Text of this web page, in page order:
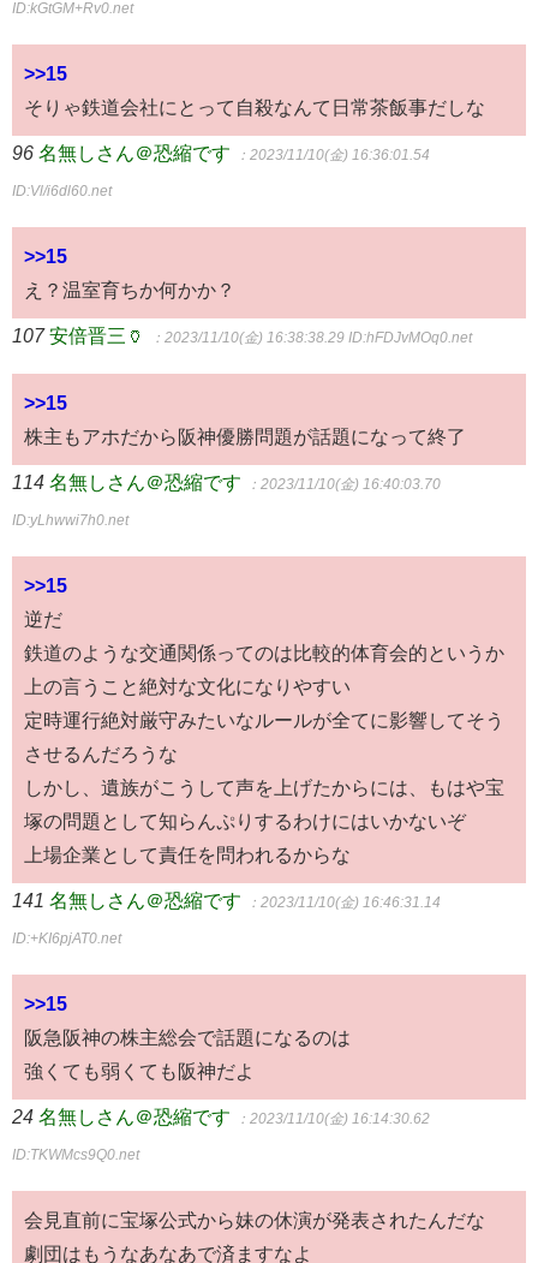
ID:kGtGM+Rv0.net
>>15
そりゃ鉄道会社にとって自殺なんて日常茶飯事だしな
96 名無しさん＠恐縮です ：2023/11/10(金) 16:36:01.54
ID:Vl/i6dl60.net
>>15
え？温室育ちか何かか？
107 安倍晋三🏺 ：2023/11/10(金) 16:38:38.29 ID:hFDJvMOq0.net
>>15
株主もアホだから阪神優勝問題が話題になって終了
114 名無しさん＠恐縮です ：2023/11/10(金) 16:40:03.70
ID:yLhwwi7h0.net
>>15
逆だ
鉄道のような交通関係ってのは比較的体育会的というか
上の言うこと絶対な文化になりやすい
定時運行絶対厳守みたいなルールが全てに影響してそう
させるんだろうな
しかし、遺族がこうして声を上げたからには、もはや宝
塚の問題として知らんぷりするわけにはいかないぞ
上場企業として責任を問われるからな
141 名無しさん＠恐縮です ：2023/11/10(金) 16:46:31.14
ID:+KI6pjAT0.net
>>15
阪急阪神の株主総会で話題になるのは
強くても弱くても阪神だよ
24 名無しさん＠恐縮です ：2023/11/10(金) 16:14:30.62
ID:TKWMcs9Q0.net
会見直前に宝塚公式から妹の休演が発表されたんだな
劇団はもうなあなあで済ますなよ